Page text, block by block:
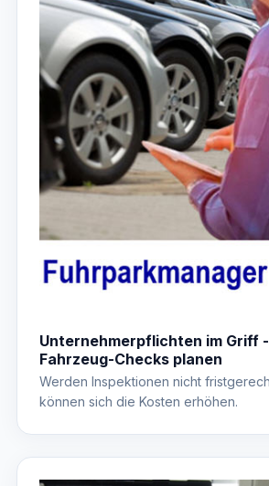
Unternehmerpflichten im Griff
Fahrzeug-Checks planen
Werden Inspektionen nicht
können sich die Kosten erhöhen.